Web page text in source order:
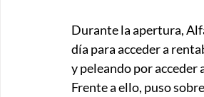
Durante la apertura,
día para acceder a
y peleando por
Frente a ello, puso